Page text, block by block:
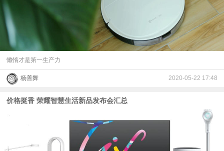
懒惰才是第一生产力
杨善舞 2020-05-22 17:48
价格挺香 荣耀智慧生活新品发布会汇总